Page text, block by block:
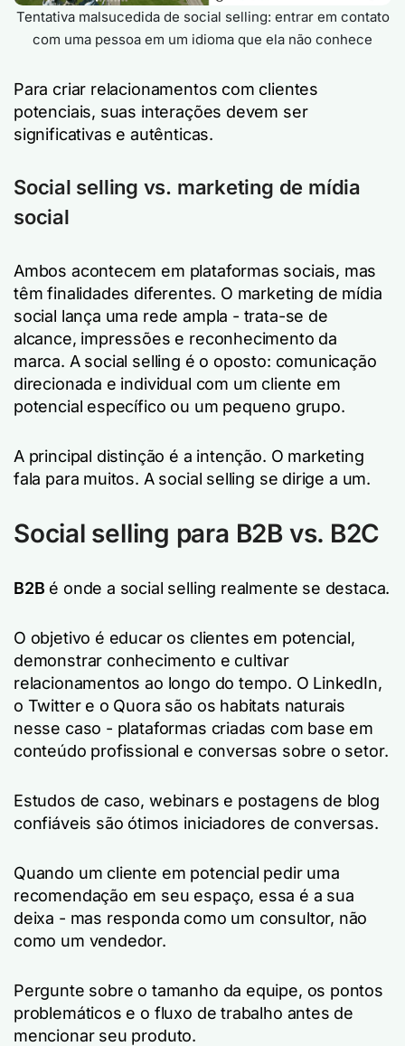
Tentativa malsucedida de social selling: entrar em contato
com uma pessoa em um idioma que ela não conhece
Para criar relacionamentos com clientes
potenciais, suas interações devem ser
significativas e autênticas.
Social selling vs. marketing de mídia
social
Ambos acontecem em plataformas sociais, mas
têm finalidades diferentes. O marketing de mídia
social lança uma rede ampla - trata-se de
alcance, impressões e reconhecimento da
marca. A social selling é o oposto: comunicação
direcionada e individual com um cliente em
potencial específico ou um pequeno grupo.
A principal distinção é a intenção. O marketing
fala para muitos. A social selling se dirige a um.
Social selling para B2B vs. B2C
B2B é onde a social selling realmente se destaca.
O objetivo é educar os clientes em potencial,
demonstrar conhecimento e cultivar
relacionamentos ao longo do tempo. O LinkedIn,
o Twitter e o Quora são os habitats naturais
nesse caso - plataformas criadas com base em
conteúdo profissional e conversas sobre o setor.
Estudos de caso, webinars e postagens de blog
confiáveis são ótimos iniciadores de conversas.
Quando um cliente em potencial pedir uma
recomendação em seu espaço, essa é a sua
deixa - mas responda como um consultor, não
como um vendedor.
Pergunte sobre o tamanho da equipe, os pontos
problemáticos e o fluxo de trabalho antes de
mencionar seu produto.